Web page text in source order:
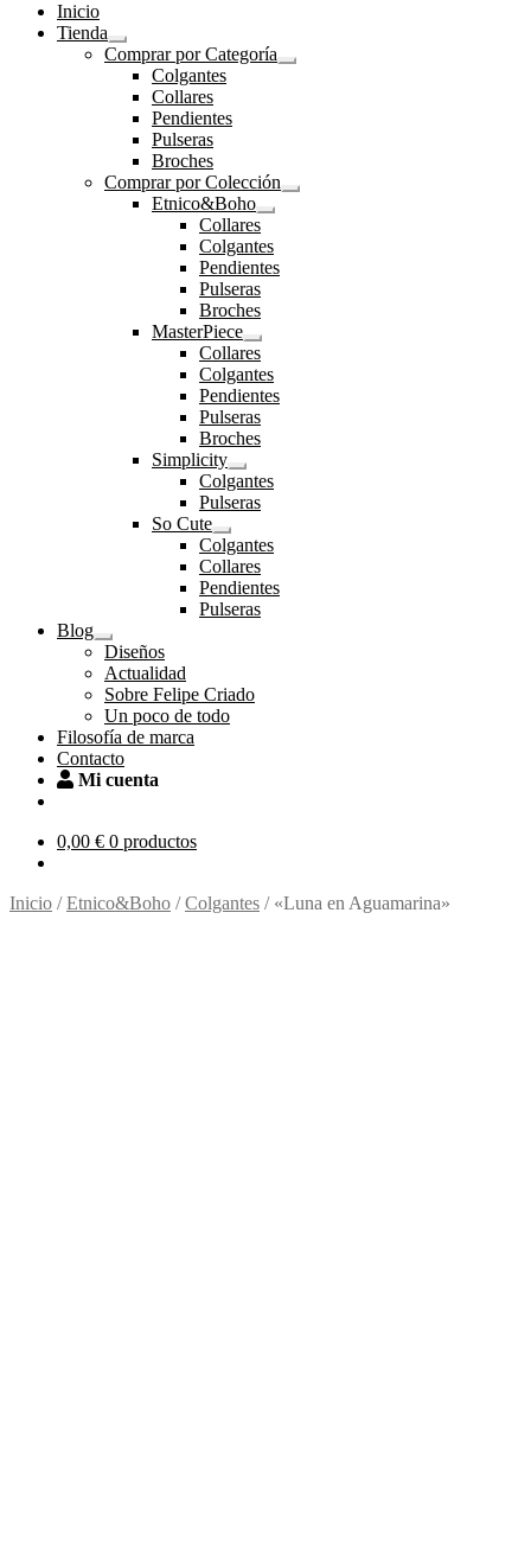
Inicio
Tienda
Expandir
el
menú
hijo
Comprar por Categoría
Expandir
Colgantes
Collares
Pendientes
Pulseras
Broches
Comprar por Colección
Expandir
Etnico&Boho
Expandir
menú
hijo
Collares
Colgantes
Pendientes
Pulseras
Broches
MasterPiece
Expandir
el
menú
hijo
Collares
Colgantes
Pendientes
Pulseras
Broches
Simplicity
Expandir
el
menú
Colgantes
Pulseras
So Cute
Expandir
el
menú
hijo
Colgantes
Collares
Pendientes
Pulseras
Blog
Expandir
el
menú
hijo
Diseños
Actualidad
Sobre Felipe Criado
Un poco de todo
Filosofía de marca
Contacto
Mi cuenta
0,00 € 0 productos
Inicio /Etnico&Boho /Colgantes / «Luna en Aguamarina»